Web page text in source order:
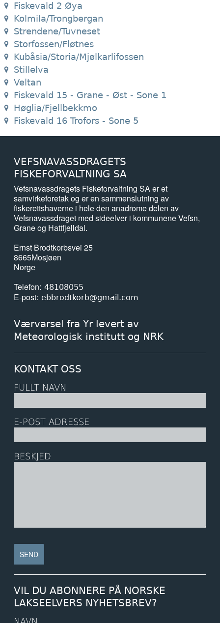
Fiskevald 2 Øya
Kolmila/Trongbergan
Strendene/Tuvneset
Storfossen/Fløtnes
Kubåsia/Storia/Mjølkarlifossen
Stillelva
Veltan
Fiskevald 15 - Grane - Øst - Sone 1
Høglia/Fjellbekkmo
Fiskevald 16 Trofors - Sone 5
VEFSNAVASSDRAGETS
FISKEFORVALTNING SA
Vefsnavassdragets Fiskeforvaltning SA er et
samvirkeforetak og er en sammenslutning av
fiskerettshaverne i hele den anadrome delen av
Vefsnavassdraget med sideelver i kommunene Vefsn,
Grane og Hattfjelldal.
Ernst Brodtkorbsvei 25
8665Mosjøen
Norge
Telefon 48108055
E-post ebbrodtkorb@gmail.com
Værvarsel fra Yr levert av
Meteorologisk institutt og NRK
KONTAKT OSS
FULLT NAVN
E-POST ADRESSE
BESKJED
VIL DU ABONNERE PÅ NORSKE
LAKSEELVERS NYHETSBREV?